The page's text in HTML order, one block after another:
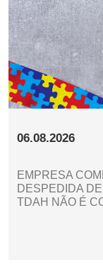
06.08.2026
EMPRESA
DESPEDIDA
TDAH NÃO É